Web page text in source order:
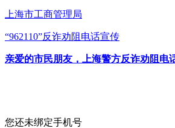
上海市工商管理局
“962110”反诈劝阻电话宣传
亲爱的市民朋友，上海警方反诈劝阻电
您还未绑定手机号